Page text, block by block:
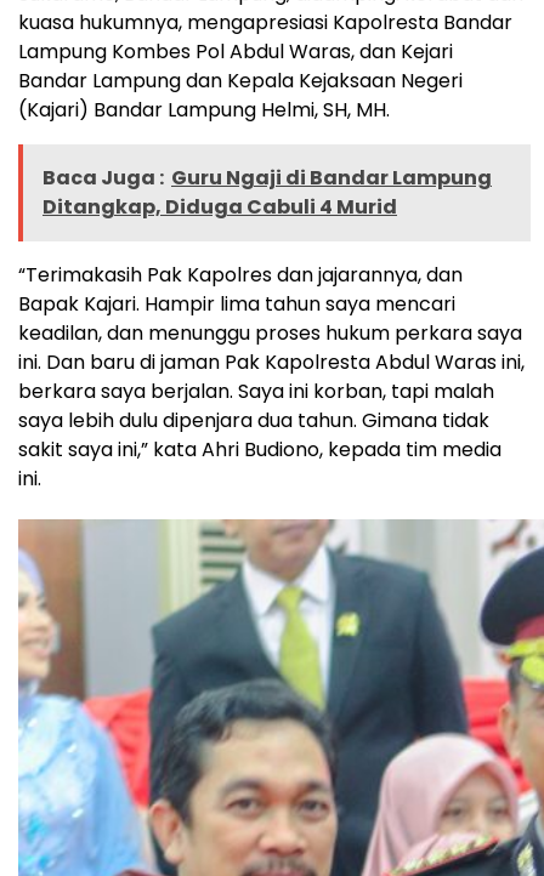
kuasa hukumnya, mengapresiasi Kapolresta Bandar
Lampung Kombes Pol Abdul Waras, dan Kejari
Bandar Lampung dan Kepala Kejaksaan Negeri
(Kajari) Bandar Lampung Helmi, SH, MH.
Baca Juga : Guru Ngaji di Bandar Lampung
Ditangkap, Diduga Cabuli 4 Murid
“Terimakasih Pak Kapolres dan jajarannya, dan
Bapak Kajari. Hampir lima tahun saya mencari
keadilan, dan menunggu proses hukum perkara saya
ini. Dan baru di jaman Pak Kapolresta Abdul Waras ini,
berkara saya berjalan. Saya ini korban, tapi malah
saya lebih dulu dipenjara dua tahun. Gimana tidak
sakit saya ini,” kata Ahri Budiono, kepada tim media
ini.